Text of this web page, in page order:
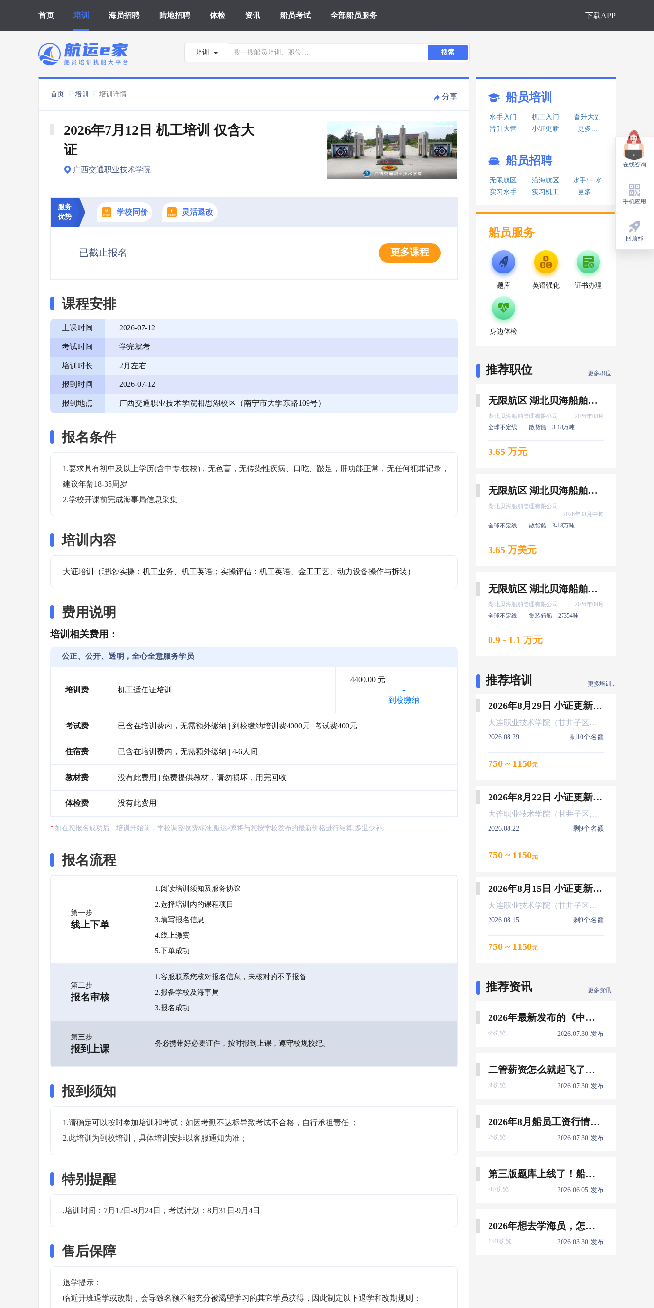
首页 培训 海员招聘 陆地招聘 体检 资讯 船员考试 全部船员服务 下载APP
培训 搜索
首页 培训 培训详情 分享
2026年7月12日 机工培训 仅含大
证
广西交通职业技术学院
服务
优势
学校同价 灵活退改
已截止报名 更多课程
课程安排
上课时间 2026-07-12
考试时间 学完就考
培训时长 2月左右
报到时间 2026-07-12
报到地点 广西交通职业技术学院相思湖校区（南宁市大学东路109号）
报名条件
1.要求具有初中及以上学历(含中专/技校)，无色盲，无传染性疾病、口吃、跛足，肝功能正常，无任何犯罪记录，
建议年龄18-35周岁
2.学校开课前完成海事局信息采集
培训内容
大证培训（理论/实操：机工业务、机工英语；实操评估：机工英语、金工工艺、动力设备操作与拆装）
费用说明
培训相关费用：
公正、公开、透明，全心全意服务学员
培训费 机工适任证培训
4400.00 元
到校缴纳
考试费 已含在培训费内，无需额外缴纳 | 到校缴纳培训费4000元+考试费400元
住宿费 已含在培训费内，无需额外缴纳 | 4-6人间
教材费 没有此费用 | 免费提供教材，请勿损坏，用完回收
体检费 没有此费用
如在您报名成功后、培训开始前，学校调整收费标准,航运e家将与您按学校发布的最新价格进行结算,多退少补。
报名流程
第一步
线上下单
1.阅读培训须知及服务协议
2.选择培训内的课程项目
3.填写报名信息
4.线上缴费
5.下单成功
第二步
报名审核
1.客服联系您核对报名信息，未核对的不予报备
2.报备学校及海事局
3.报名成功
第三步
报到上课 务必携带好必要证件，按时报到上课，遵守校规校纪。
报到须知
1.请确定可以按时参加培训和考试；如因考勤不达标导致考试不合格，自行承担责任 ；
2.此培训为到校培训，具体培训安排以客服通知为准；
特别提醒
,培训时间：7月12日-8月24日，考试计划：8月31日-9月4日
售后保障
退学提示：
临近开班退学或改期，会导致名额不能充分被渴望学习的其它学员获得，因此制定以下退学和改期规则：
船员培训
水手入门 机工入门
晋升大副
晋升大管
小证更新 更多...
船员招聘
无限航区 沿海航区
水手/一水
实习水手
实习机工 更多...
船员服务
题库 英语强化 证书办理
身边体检
推荐职位 更多职位...
无限航区 湖北贝海船舶管理有限公司 二管轮 8月上船
湖北贝海船舶管理有限公司
2026年08月
全球不定线
散货船 3-18万吨
3.65 万元
无限航区 湖北贝海船舶管理有限公司 电机员 8月中旬上船
湖北贝海船舶管理有限公司
2026年08月中旬
全球不定线
散货船 3-18万吨
3.65 万美元
无限航区 湖北贝海船舶管理有限公司 服务生 9月上船
湖北贝海船舶管理有限公司
2026年09月
全球不定线
集装箱船 27354吨
0.9 - 1.1 万元
推荐培训 更多培训...
2026年8月29日 小证更新 Z01Z02Z04
大连职业技术学院（甘井子区大连北站）
2026.08.29 剩10个名额
750 ~ 1150元
2026年8月22日 小证更新 Z01Z02Z04
大连职业技术学院（甘井子区大连北站）
2026.08.22 剩9个名额
750 ~ 1150元
2026年8月15日 小证更新 Z01Z02Z04
大连职业技术学院（甘井子区大连北站）
2026.08.15 剩9个名额
750 ~ 1150元
推荐资讯 更多资讯...
2026年最新发布的《中国船员发展报告》，暴露了哪些信息量？
65浏览 2026.07.30 发布
二管薪资怎么就起飞了，下一个会是谁？
58浏览 2026.07.30 发布
2026年8月船员工资行情参考
75浏览 2026.07.30 发布
第三版题库上线了！船员免费刷！
487浏览 2026.06.05 发布
2026年想去学海员，怎么选择培训学校？
1348浏览 2026.03.30 发布
在线咨询
手机应用
回顶部
在线咨询
手机应用
回顶部